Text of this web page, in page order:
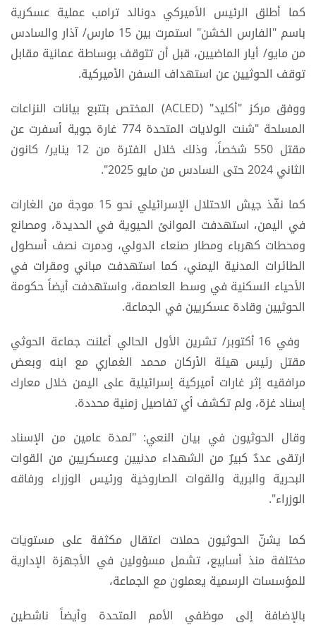
كما أطلق الرئيس الأميركي دونالد ترامب عملية عسكرية
باسم "الفارس الخشن" استمرت بين 15 مارس/ آذار والسادس
من مايو/ أيار الماضيين، قبل أن تتوقف بوساطة عمانية مقابل
توقف الحوثيين عن استهداف السفن الأميركية.
ووفق مركز "أكليد" (ACLED) المختص بتتبع بيانات النزاعات
المسلحة "شنت الولايات المتحدة 774 غارة جوية أسفرت عن
مقتل 550 شخصاً، وذلك خلال الفترة من 12 يناير/ كانون
الثاني 2024 حتى السادس من مايو 2025".
كما نفّذ جيش الاحتلال الإسرائيلي نحو 15 موجة من الغارات
في اليمن، استهدفت الموانئ الحيوية في الحديدة، ومصانع
ومحطات كهرباء ومطار صنعاء الدولي، ودمرت نصف أسطول
الطائرات المدنية اليمني، كما استهدفت مباني ومقرات في
الأحياء السكنية في وسط العاصمة، واستهدفت أيضاً حكومة
الحوثيين وقادة عسكريين في الجماعة.
وفي 16 أكتوبر/ تشرين الأول الحالي أعلنت جماعة الحوثي
مقتل رئيس هيئة الأركان محمد الغماري مع ابنه وبعض
مرافقيه إثر غارات أميركية إسرائيلية على اليمن خلال معارك
إسناد غزة، ولم تكشف أي تفاصيل زمنية محددة.
وقال الحوثيون في بيان النعي: "لمدة عامين من الإسناد
ارتقى عددٌ كبيرٌ من الشهداء مدنيين وعسكريين من القوات
البحرية والبرية والقوات الصاروخية ورئيس الوزراء ورفاقه
الوزراء".
كما يشنّ الحوثيون حملات اعتقال مكثفة على مستويات
مختلفة منذ أسابيع، تشمل مسؤولين في الأجهزة الإدارية
للمؤسسات الرسمية يعملون مع الجماعة،
بالإضافة إلى موظفي الأمم المتحدة وأيضاً ناشطين